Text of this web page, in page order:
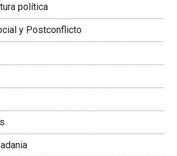
política
y Postconflicto